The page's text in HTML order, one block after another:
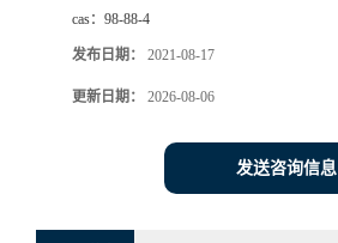
cas： 98-88-4
发布日期： 2021-08-17
更新日期： 2026-08-06
发送咨询信息